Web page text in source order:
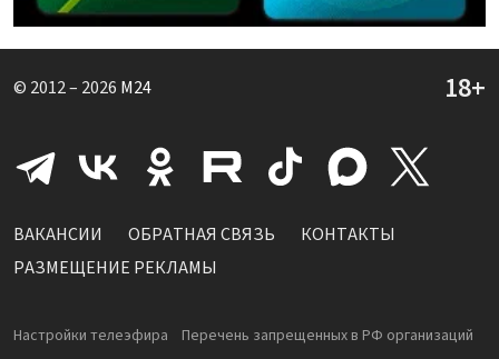
© 2012 – 2026 M24
ВАКАНСИИ ОБРАТНАЯ СВЯЗЬ
КОНТАКТЫ
РАЗМЕЩЕНИЕ РЕКЛАМЫ
Настройки телеэфира
Перечень запрещенных в РФ организаций